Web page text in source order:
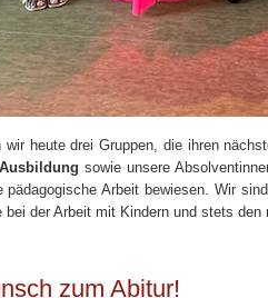
wir heute drei Gruppen, die ihren
sowie unsere
pädagogische Arbeit bewiesen. Wir
der Arbeit mit Kindern und stets den
zum Abitur!